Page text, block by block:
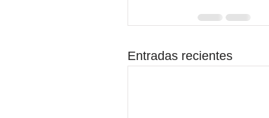
Entradas recientes